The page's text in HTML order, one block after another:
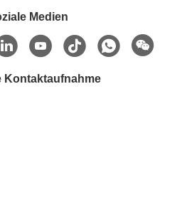
Medien
Kontaktaufnahme